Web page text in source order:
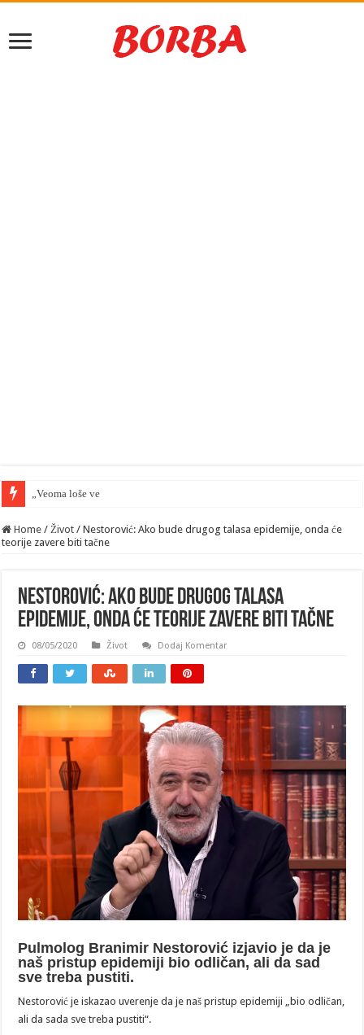
„Veoma loše vesti“ — velika greška Pa
Home / Život / Nestorović: Ako bude drugog talasa epidemije, onda će
teorije zavere biti tačne
Nestorović: Ako bude drugog talasa
epidemije, onda će teorije zavere biti tačne
08/05/2020 Život Dodaj Komentar
Pulmolog Branimir Nestorović izjavio je da je
naš pristup epidemiji bio odličan, ali da sad
sve treba pustiti.
Nestorović je iskazao uverenje da je naš pristup epidemiji „bio odličan,
ali da sada sve treba pustiti“.